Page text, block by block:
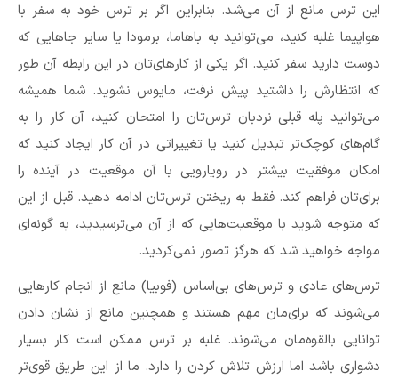
این ترس مانع از آن می‌شد. بنابراین اگر بر ترس خود به سفر با
هواپیما غلبه کنید، می‌توانید به باهاما، برمودا یا سایر جاهایی که
دوست دارید سفر کنید. اگر یکی از کار‌های‌تان در این رابطه آن طور
که انتظارش را داشتید پیش نرفت، مایوس نشوید. شما همیشه
می‌توانید پله قبلی نردبان ترس‌تان را امتحان کنید، آن کار را به
گام‌های کوچک‌تر تبدیل کنید یا تغییراتی در آن کار ایجاد کنید که
امکان موفقیت بیشتر در رویارویی با آن موقعیت در آینده را
برای‌تان فراهم کند. فقط به ریختن ترس‌تان ادامه دهید. قبل از این
که متوجه شوید با موقعیت‌هایی که از آن می‌ترسیدید، به گونه‌ای
مواجه خواهید شد که هرگز تصور نمی‌کردید.
ترس‌های عادی و ترس‌های بی‌اساس (فوبیا) مانع از انجام کارهایی
می‌شوند که برای‌مان مهم هستند و همچنین مانع از نشان دادن
توانایی بالقوه‌مان می‌شوند. غلبه بر ترس ممکن است کار بسیار
دشواری باشد اما ارزش تلاش کردن را دارد. ما از این طریق قوی‌تر